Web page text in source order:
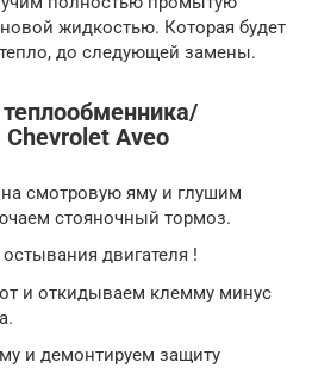
жидкостью. Которая будет
до следующей замены.
Aveo
смотровую яму и глушим
стояночный тормоз.
двигателя !
и откидываем клемму минус
и демонтируем защиту